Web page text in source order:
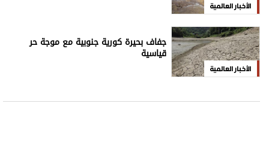
الأخبار العالمية
الأخبار العالمية
جفاف بحيرة كورية جنوبية مع موجة حر
قياسية